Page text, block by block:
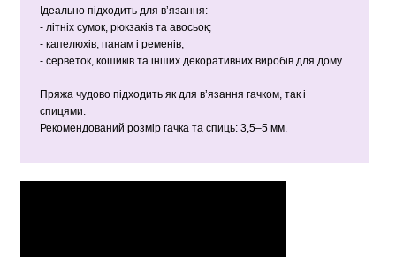
Ідеально підходить для в’язання:
- літніх сумок, рюкзаків та авосьок;
- капелюхів, панам і ременів;
- серветок, кошиків та інших декоративних виробів для дому.
Пряжа чудово підходить як для в’язання гачком, так і
спицями.
Рекомендований розмір гачка та спиць: 3,5–5 мм.